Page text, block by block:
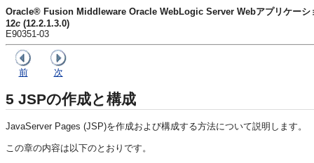
Oracle® Fusion Middleware Oracle WebLogic Server Webアプリケーシ
12c (12.2.1.3.0)
E90351-03
前 次
5 JSPの作成と構成
JavaServer Pages (JSP)を作成および構成する方法について説明します。
この章の内容は以下のとおりです。